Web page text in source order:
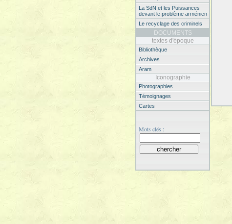
La SdN et les Puissances
devant le problème arménien
Le recyclage des criminels
DOCUMENTS
textes d'époque
Bibliothèque
Archives
Aram
Iconographie
Photographies
Témoignages
Cartes
Mots clés :